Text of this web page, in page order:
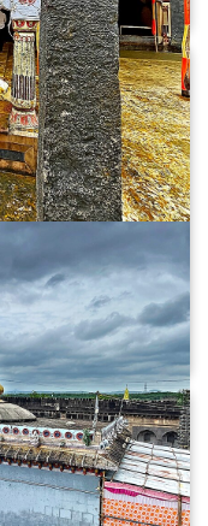
(राजगड), जि. पुणे